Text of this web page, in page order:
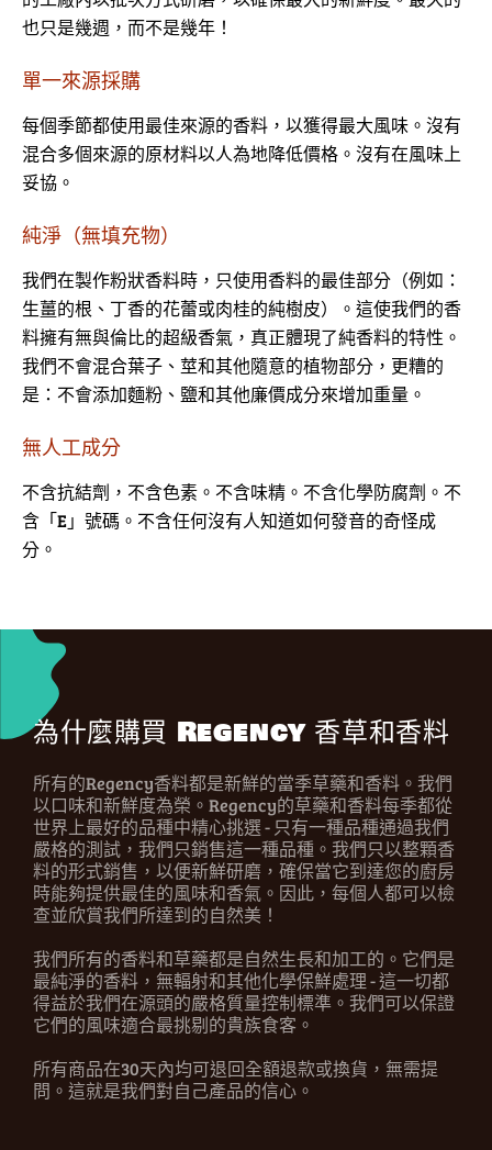
也只是幾週，而不是幾年！
單一來源採購
每個季節都使用最佳來源的香料，以獲得最大風味。沒有
混合多個來源的原材料以人為地降低價格。沒有在風味上
妥協。
純淨（無填充物）
我們在製作粉狀香料時，只使用香料的最佳部分（例如：
生薑的根、丁香的花蕾或肉桂的純樹皮）。這使我們的香
料擁有無與倫比的超級香氣，真正體現了純香料的特性。
我們不會混合葉子、莖和其他隨意的植物部分，更糟的
是：不會添加麵粉、鹽和其他廉價成分來增加重量。
無人工成分
不含抗結劑，不含色素。不含味精。不含化學防腐劑。不
含「E」號碼。不含任何沒有人知道如何發音的奇怪成
分。
為什麼購買 Regency 香草和香料
所有的Regency香料都是新鮮的當季草藥和香料。我們
以口味和新鮮度為榮。Regency的草藥和香料每季都從
世界上最好的品種中精心挑選 - 只有一種品種通過我們
嚴格的測試，我們只銷售這一種品種。我們只以整顆香
料的形式銷售，以便新鮮研磨，確保當它到達您的廚房
時能夠提供最佳的風味和香氣。因此，每個人都可以檢
查並欣賞我們所達到的自然美！
我們所有的香料和草藥都是自然生長和加工的。它們是
最純淨的香料，無輻射和其他化學保鮮處理 - 這一切都
得益於我們在源頭的嚴格質量控制標準。我們可以保證
它們的風味適合最挑剔的貴族食客。
所有商品在30天內均可退回全額退款或換貨，無需提
問。這就是我們對自己產品的信心。